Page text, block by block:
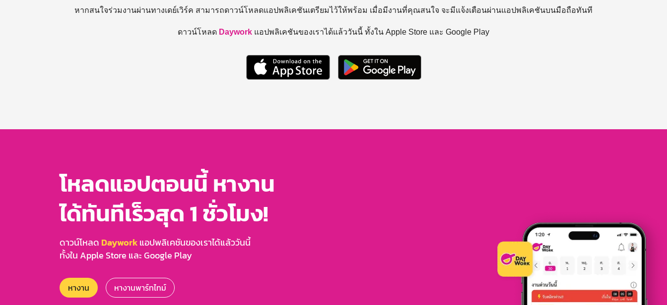
หากสนใจร่วมงานผ่านทางเดย์เวิร์ค สามารถดาวน์โหลดแอปพลิเคชันเตรียมไว้ให้พร้อม เมื่อมีงานที่คุณสนใจ จะมีแจ้งเตือนผ่านแอปพลิเคชันบนมือถือทันที
ดาวน์โหลด Daywork แอปพลิเคชันของเราได้แล้ววันนี้ ทั้งใน Apple Store และ Google Play
โหลดแอปตอนนี้ หางาน
ได้ทันทีเร็วสุด 1 ชั่วโมง!
ดาวน์โหลด Dayworkแอปพลิเคชันของเราได้แล้ววันนี้
ทั้งใน Apple Store และ Google Play
หางาน หางานพาร์ทไทม์